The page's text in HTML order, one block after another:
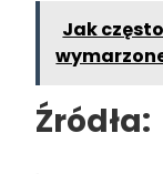
Jak
Źródła: